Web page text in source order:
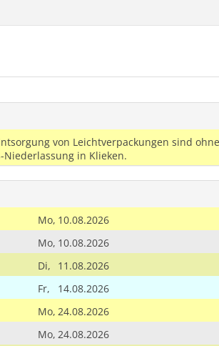
von Leichtverpackungen sind
Niederlassung in Klieken.
Mo, 10.08.2026
Mo, 10.08.2026
Di,
11.08.2026
Fr,
14.08.2026
Mo, 24.08.2026
Mo, 24.08.2026